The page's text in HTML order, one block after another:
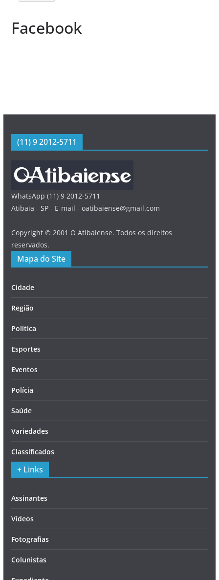
Facebook
(11) 9 2012-5711
WhatsApp (11) 9 2012-5711
Atibaia - SP - E-mail - oatibaiense@gmail.com
Copyright © 2001 O Atibaiense. Todos os direitos
reservados.
Mapa do Site
Cidade
Região
Política
Esportes
Eventos
Polícia
Saúde
Variedades
Classificados
+ Links
Assinantes
Vídeos
Fotografias
Colunistas